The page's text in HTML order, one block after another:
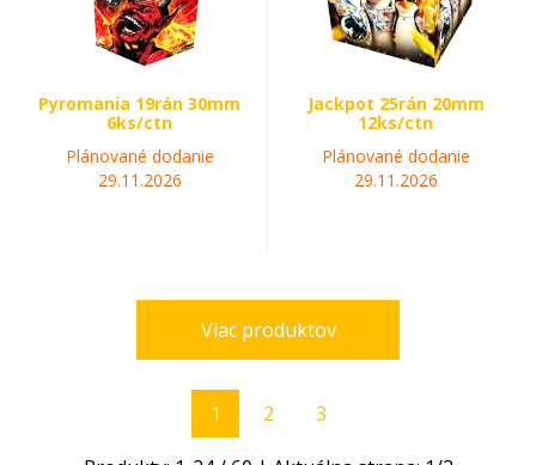
Pyromania 19rán 30mm
6ks/ctn
Plánované dodanie
29.11.2026
Jackpot 25rán 20mm
12ks/ctn
Plánované dodanie
29.11.2026
Viac produktov
1 2 3